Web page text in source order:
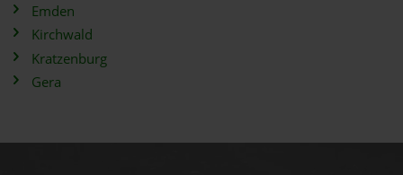
Emden
Kirchwald
Kratzenburg
Gera